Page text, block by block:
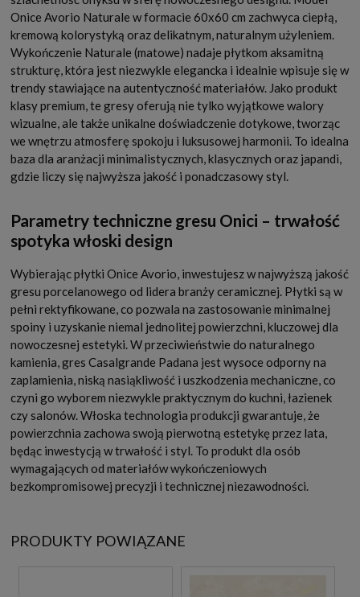
Onice Avorio Naturale w formacie 60x60 cm zachwyca ciepłą,
kremową kolorystyką oraz delikatnym, naturalnym użyleniem.
Wykończenie Naturale (matowe) nadaje płytkom aksamitną
strukturę, która jest niezwykle elegancka i idealnie wpisuje się w
trendy stawiające na autentyczność materiałów. Jako produkt
klasy premium, te gresy oferują nie tylko wyjątkowe walory
wizualne, ale także unikalne doświadczenie dotykowe, tworząc
we wnętrzu atmosferę spokoju i luksusowej harmonii. To idealna
baza dla aranżacji minimalistycznych, klasycznych oraz japandi,
gdzie liczy się najwyższa jakość i ponadczasowy styl.
Parametry techniczne gresu Onici – trwałość
spotyka włoski design
Wybierając płytki Onice Avorio, inwestujesz w najwyższą jakość
gresu porcelanowego od lidera branży ceramicznej. Płytki są w
pełni rektyfikowane, co pozwala na zastosowanie minimalnej
spoiny i uzyskanie niemal jednolitej powierzchni, kluczowej dla
nowoczesnej estetyki. W przeciwieństwie do naturalnego
kamienia, gres Casalgrande Padana jest wysoce odporny na
zaplamienia, niską nasiąkliwość i uszkodzenia mechaniczne, co
czyni go wyborem niezwykle praktycznym do kuchni, łazienek
czy salonów. Włoska technologia produkcji gwarantuje, że
powierzchnia zachowa swoją pierwotną estetykę przez lata,
będąc inwestycją w trwałość i styl. To produkt dla osób
wymagających od materiałów wykończeniowych
bezkompromisowej precyzji i technicznej niezawodności.
PRODUKTY POWIĄZANE